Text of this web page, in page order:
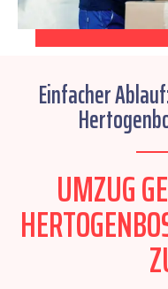
Einfacher
UMZUG